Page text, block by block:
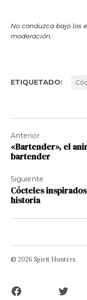
No conduzca bajo los
moderación.
ETIQUETADO:
de
entradas
Anterior
«Bartender», el
bartender
Siguiente
Cócteles
historia
© 2026 Spirit Hunters.